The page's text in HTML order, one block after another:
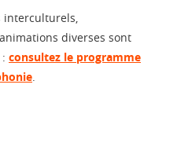
interculturels,
diverses sont
consultez le programme
.
sur LinkedIn